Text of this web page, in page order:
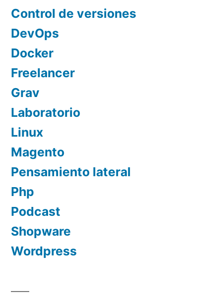
Control de versiones
DevOps
Docker
Freelancer
Grav
Laboratorio
Linux
Magento
Pensamiento lateral
Php
Podcast
Shopware
Wordpress